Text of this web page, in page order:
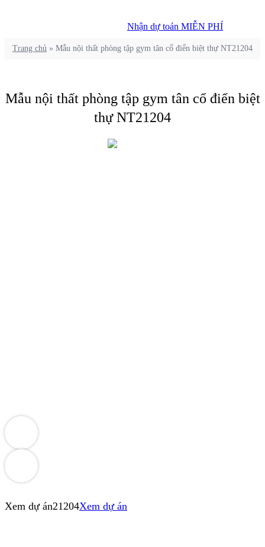
Nhận dự toán MIỄN PHÍ
Trang chủ » Mẫu nội thất phòng tập gym tân cổ điển biệt thự NT21204
Mẫu nội thất phòng tập gym tân cổ điển biệt
thự NT21204
Xem dự án21204Xem dự án